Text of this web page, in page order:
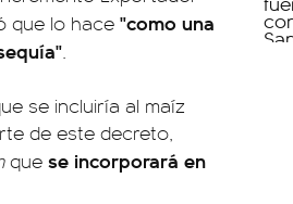
que lo hace "como una
.
se incluiría al maíz
de este decreto,
que se incorporará en